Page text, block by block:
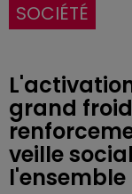
SOCIÉTÉ
grand
veille